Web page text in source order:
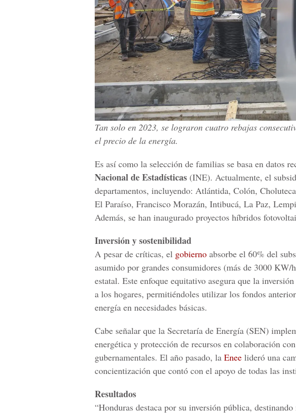
Tan solo en 2023, se lograron cuatro rebajas
el precio de la energía.
Es así como la selección de familias se basa en datos
Nacional de Estadísticas (INE). Actualmente, el
departamentos, incluyendo: Atlántida, Colón,
El Paraíso, Francisco Morazán, Intibucá, La Paz,
Además, se han inaugurado proyectos híbridos
Inversión y sostenibilidad
A pesar de críticas, el gobierno absorbe el 60% del
asumido por grandes consumidores (más de 3000
estatal. Este enfoque equitativo asegura que la
a los hogares, permitiéndoles utilizar los fondos
energía en necesidades básicas.
Cabe señalar que la Secretaría de Energía (SEN)
energética y protección de recursos en colaboración
gubernamentales. El año pasado, la Enee lideró una
concientización que contó con el apoyo de todas las
Resultados
“Honduras destaca por su inversión pública, destinando